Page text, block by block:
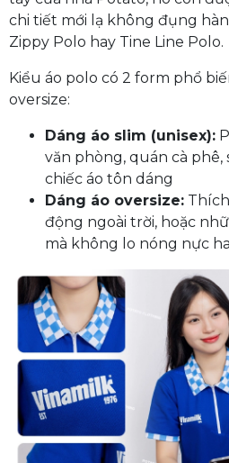
chi tiết mới lạ không đụng
Zippy Polo hay Tine Line Polo.
Kiểu áo polo có 2 form phổ
oversize:
Dáng áo slim (unisex):
văn phòng, quán cà phê,
chiếc áo tôn dáng
Dáng áo oversize:
động ngoài trời, hoặc
mà không lo nóng nực